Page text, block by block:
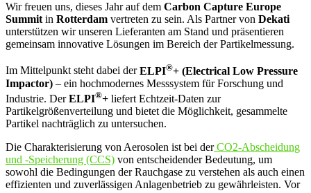
Wir freuen uns, dieses Jahr auf dem Carbon Capture Europe
Summit in Rotterdam vertreten zu sein. Als Partner von Dekati
unterstützen wir unseren Lieferanten am Stand und präsentieren
gemeinsam innovative Lösungen im Bereich der Partikelmessung.
Im Mittelpunkt steht dabei derELPI®+ (Electrical Low Pressure
Impactor) – ein hochmodernes Messsystem für Forschung und
Industrie. DerELPI®+ liefert Echtzeit‑Daten zur
Partikelgrößenverteilung und bietet die Möglichkeit, gesammelte
Partikel nachträglich zu untersuchen.
Die Charakterisierung von Aerosolen ist bei derCO2-Abscheidung
und -Speicherung (CCS) von entscheidender Bedeutung, um
sowohl die Bedingungen der Rauchgase zu verstehen als auch einen
effizienten und zuverlässigen Anlagenbetrieb zu gewährleisten. Vor